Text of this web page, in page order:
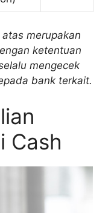
merupakan
ketentuan
mengecek
bank terkait.
Cash